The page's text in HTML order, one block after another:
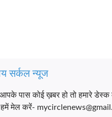
सर्कल न्यूज
पास कोई ख़बर हो तो हमारे
मेल करें-